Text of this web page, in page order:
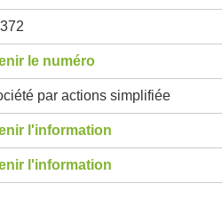
le numéro
par actions simplifiée
l'information
l'information